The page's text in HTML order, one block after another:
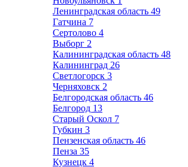
Ленинградская область 49
Гатчина 7
Сертолово 4
Выборг 2
Калининградская область 48
Калининград 26
Светлогорск 3
Черняховск 2
Белгородская область 46
Белгород 13
Старый Оскол 7
Губкин 3
Пензенская область 46
Пенза 35
Кузнецк 4